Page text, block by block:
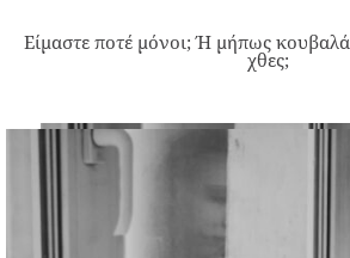
Είμαστε ποτέ μόνοι; Ή μήπως
χθες;